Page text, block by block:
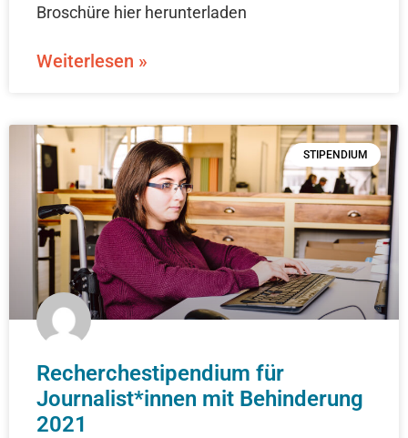
Broschüre hier herunterladen
Weiterlesen »
STIPENDIUM
Recherchestipendium für
Journalist*innen mit Behinderung
2021